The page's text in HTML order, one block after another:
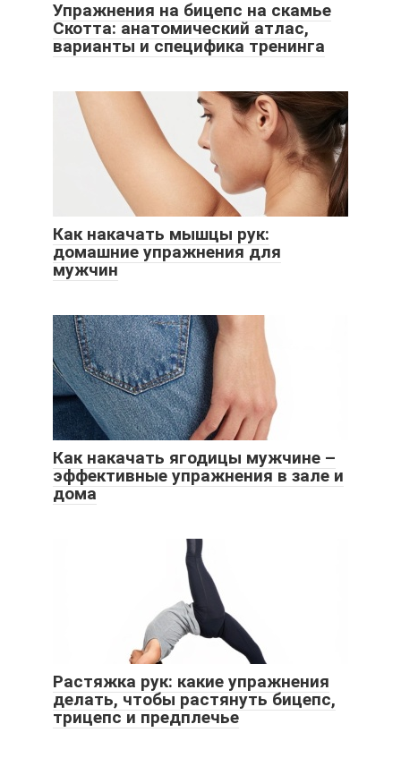
Упражнения на бицепс на скамье
Скотта: анатомический атлас,
варианты и специфика тренинга
Как накачать мышцы рук:
домашние упражнения для
мужчин
Как накачать ягодицы мужчине –
эффективные упражнения в зале и
дома
Растяжка рук: какие упражнения
делать, чтобы растянуть бицепс,
трицепс и предплечье